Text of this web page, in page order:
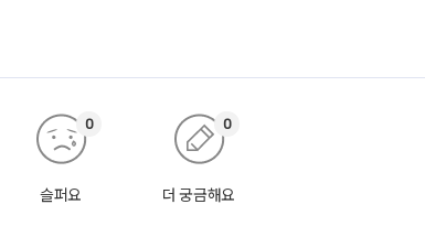
슬퍼요
0
더 궁금해요
0